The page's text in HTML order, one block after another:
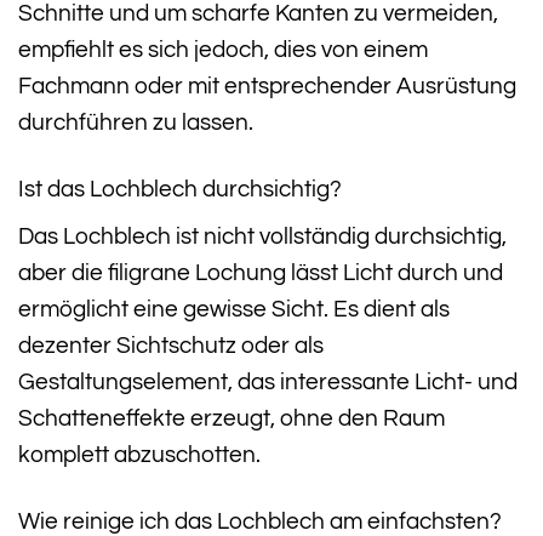
Schnitte und um scharfe Kanten zu vermeiden,
empfiehlt es sich jedoch, dies von einem
Fachmann oder mit entsprechender Ausrüstung
durchführen zu lassen.
Ist das Lochblech durchsichtig?
Das Lochblech ist nicht vollständig durchsichtig,
aber die filigrane Lochung lässt Licht durch und
ermöglicht eine gewisse Sicht. Es dient als
dezenter Sichtschutz oder als
Gestaltungselement, das interessante Licht- und
Schatteneffekte erzeugt, ohne den Raum
komplett abzuschotten.
Wie reinige ich das Lochblech am einfachsten?